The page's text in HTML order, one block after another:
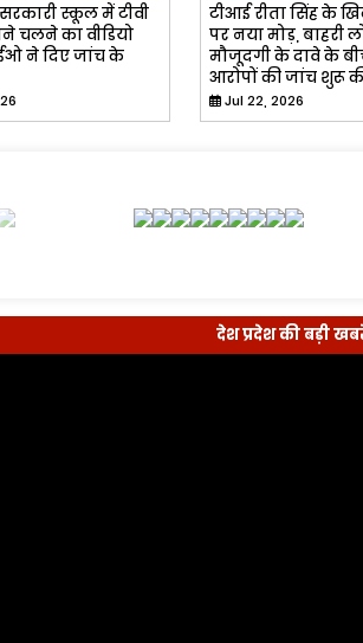
स्कूल में टीवी
चलने का वीडियो
ने दिए जांच के
टीआई रीता सिंह के
पर नया मोड़, बाहरी
मौजूदगी के दावे के
आरोपों की जांच शुरू
Jul 22, 2026
देश प्रदेश की बड़ी